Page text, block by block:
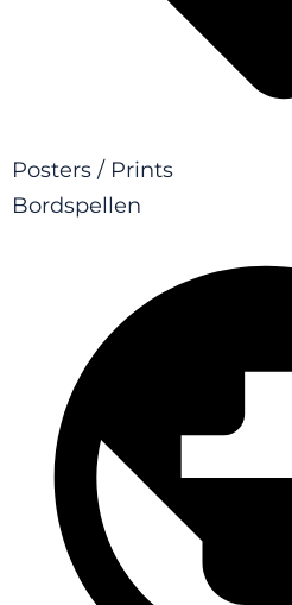
Posters / Prints
Bordspellen